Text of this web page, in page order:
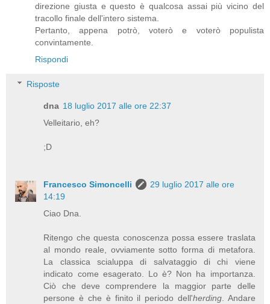
direzione giusta e questo è qualcosa assai più vicino del
tracollo finale dell'intero sistema.
Pertanto, appena potrò, voterò e voterò populista
convintamente.
Rispondi
Risposte
dna 18 luglio 2017 alle ore 22:37
Velleitario, eh?
;D
Francesco Simoncelli
29 luglio 2017 alle ore
14:19
Ciao Dna.
Ritengo che questa conoscenza possa essere traslata
al mondo reale, ovviamente sotto forma di metafora.
La classica scialuppa di salvataggio di chi viene
indicato come esagerato. Lo è? Non ha importanza.
Ciò che deve comprendere la maggior parte delle
persone è che è finito il periodo dell'herding. Andare